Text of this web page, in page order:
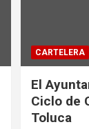
CARTELERA
El
Ciclo de
Toluca